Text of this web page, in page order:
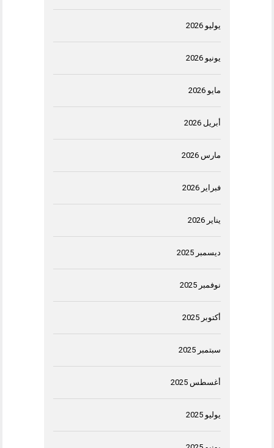
يوليو 2026
يونيو 2026
مايو 2026
أبريل 2026
مارس 2026
فبراير 2026
يناير 2026
ديسمبر 2025
نوفمبر 2025
أكتوبر 2025
سبتمبر 2025
أغسطس 2025
يوليو 2025